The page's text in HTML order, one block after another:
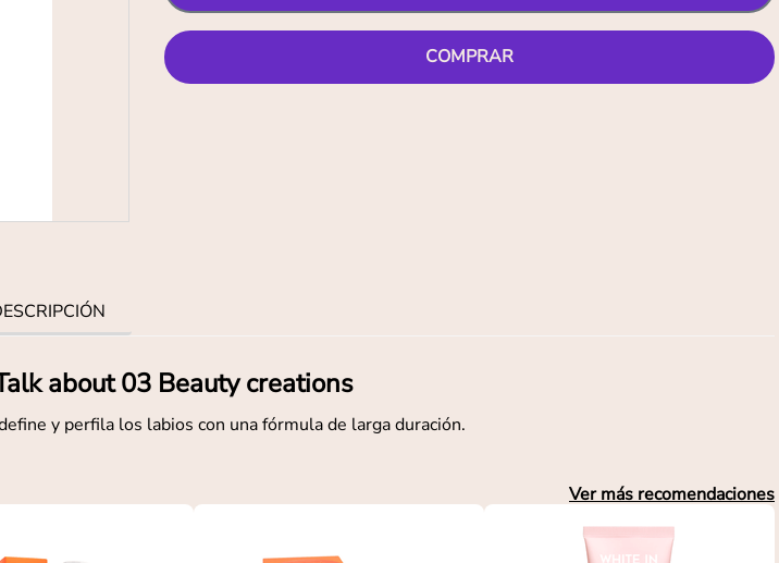
COMPRAR
about 03 Beauty creations
y perfila los labios con una fórmula de larga duración.
Ver más recomendaciones